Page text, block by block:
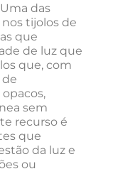
Uma das
tijolos de
que
de luz que
que, com
sem
recurso é
que
da luz e
ou